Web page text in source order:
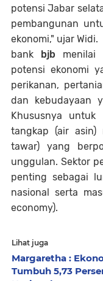
potensi Jabar
pembangunan
ekonomi," ujar Widi.
bank bjb menilai
potensi ekonomi
perikanan,
dan kebudayaan
Khususnya untuk
tangkap (air asin)
tawar) yang
unggulan. Sektor
penting sebagai
nasional serta
economy).
Lihat juga
Margaretha :
Tumbuh 5,73